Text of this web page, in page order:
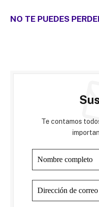
NO TE PUEDES
Te contamos